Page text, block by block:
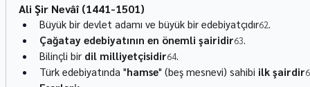
Ali Şir Nevâî (1441-1501)
Büyük bir devlet adamı ve büyük bir edebiyatçıdır62.
Çağatay edebiyatının en önemli şairidir63.
Bilinçli bir dil milliyetçisidir64.
Türk edebiyatında "hamse" (beş mesnevi) sahibi ilk şairdir